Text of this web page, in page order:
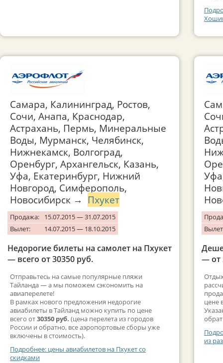
Самара, Калининград, Ростов,
Сочи, Анапа, Краснодар,
Астрахань, Пермь, Минеральные
Воды, Мурманск, Челябинск,
Нижнекамск, Волгоград,
Оренбург, Архангельск, Казань,
Уфа, Екатеринбург, Нижний
Новгород, Симферополь,
Новосибирск → Пхукет
Продажа:
15.07.2015 — 31.07.2015
Вылет:
14.07.2015 — 18.10.2015
Недорогие билеты на самолет на Пхукет
— всего от 30350 руб.
Отправьтесь на самые популярные пляжи
Тайланда — а мы поможем сэкономить на
авиаперелете!
В рамках нового предложения недорогие
авиабилеты в Тайланд можно купить по цене
всего от30350 руб. (цена перелета из городов
России и обратно, все аэропортовые сборы уже
включены в стоимость).
Подробнее: цены авиабилетов на Пхукет со
скидками
— от
цене
из